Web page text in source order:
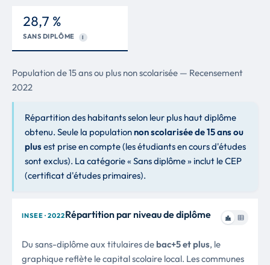
28,7 %
SANS DIPLÔME I
Population de 15 ans ou plus non scolarisée — Recensement
2022
Répartition des habitants selon leur plus haut diplôme
obtenu. Seule la populationnon scolarisée de 15 ans ou
plusest prise en compte (les étudiants en cours d'études
sont exclus). La catégorie « Sans diplôme » inclut le CEP
(certificat d'études primaires).
INSEE · 2022Répartition par niveau de diplôme
Du sans-diplôme aux titulaires debac+5 et plus, le
graphique reflète le capital scolaire local. Les communes